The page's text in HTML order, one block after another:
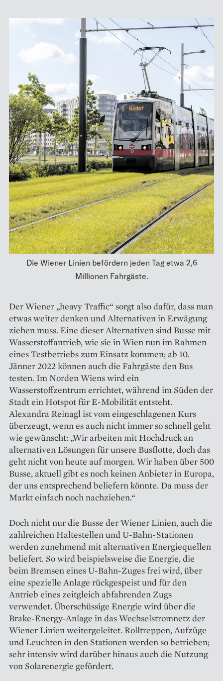
Die Wiener Linien befördern jeden Tag etwa 2,6
Millionen Fahrgäste.
Der Wiener „heavy Traffic“ sorgt also dafür, dass man
etwas weiter denken und Alternativen in Erwägung
ziehen muss. Eine dieser Alternativen sind Busse mit
Wasserstoffantrieb, wie sie in Wien nun im Rahmen
eines Testbetriebs zum Einsatz kommen; ab 10.
Jänner 2022 können auch die Fahrgäste den Bus
testen. Im Norden Wiens wird ein
Wasserstoffzentrum errichtet, während im Süden der
Stadt ein Hotspot für E-Mobilität entsteht.
Alexandra Reinagl ist vom eingeschlagenen Kurs
überzeugt, wenn es auch nicht immer so schnell geht
wie gewünscht: „Wir arbeiten mit Hochdruck an
alternativen Lösungen für unsere Busflotte, doch das
geht nicht von heute auf morgen. Wir haben über 500
Busse, aktuell gibt es noch keinen Anbieter in Europa,
der uns entsprechend beliefern könnte. Da muss der
Markt einfach noch nachziehen.“
Doch nicht nur die Busse der Wiener Linien, auch die
zahl­reichen Haltestellen und U-Bahn-Stationen
werden zunehmend mit alternativen Energiequellen
beliefert. So wird beispielsweise die Energie, die
beim Bremsen eines U-Bahn-Zuges frei wird, über
eine spezielle Anlage rückgespeist und für den
Antrieb eines zeitgleich abfahrenden Zugs
verwendet. Überschüssige Energie wird über die
Brake-Energy-Anlage in das Wechselstromnetz der
Wiener Linien weitergeleitet. Rolltreppen, Aufzüge
und Leuchten in den Stationen werden so betrieben;
sehr intensiv wird darüber hinaus auch die Nutzung
von Solarenergie gefördert.